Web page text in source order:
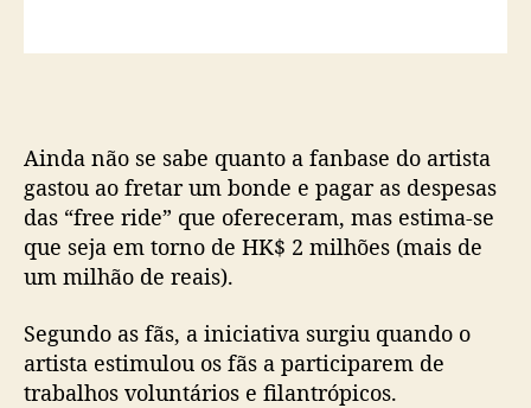
Ainda não se sabe quanto a fanbase do artista
gastou ao fretar um bonde e pagar as despesas
das “free ride” que ofereceram, mas estima-se
que seja em torno de HK$ 2 milhões (mais de
um milhão de reais).
Segundo as fãs, a iniciativa surgiu quando o
artista estimulou os fãs a participarem de
trabalhos voluntários e filantrópicos.